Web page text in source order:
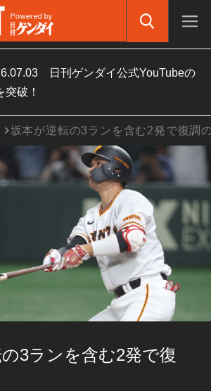
日刊ゲンダイ公式YouTubeの
破！
坂本が逆転の3ランを含む2発で復調
3ランを含む2発で復